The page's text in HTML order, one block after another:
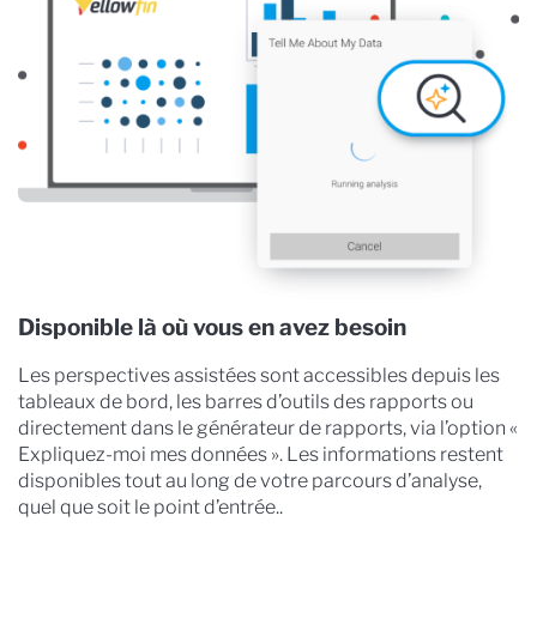
Disponible là où vous en avez besoin
Les perspectives assistées sont accessibles depuis les
tableaux de bord, les barres d’outils des rapports ou
directement dans le générateur de rapports, via l’option «
Expliquez-moi mes données ». Les informations restent
disponibles tout au long de votre parcours d’analyse,
quel que soit le point d’entrée..